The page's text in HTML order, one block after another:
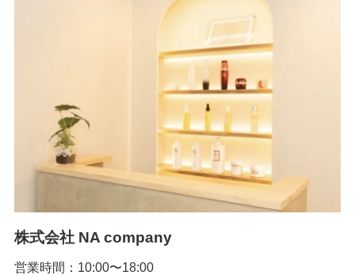
株式会社 NA company
営業時間：10:00〜18:00